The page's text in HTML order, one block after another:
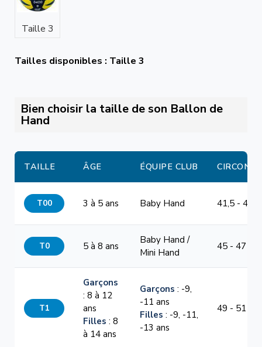
Taille 3
Tailles disponibles : Taille 3
Bien choisir la taille de son Ballon de
Hand
TAILLE ÂGE ÉQUIPE CLUB
T00 3 à 5 ans Baby Hand 41,5 - 44
T0 5 à 8 ans
Baby Hand /
Mini Hand
45 - 47 cm
T1
Garçons
: 8 à 12
ans
Filles : 8
à 14 ans
Garçons : -9,
-11 ans
Filles : -9, -11,
-13 ans
49 - 51 cm